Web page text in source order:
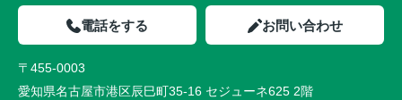
電話をする お問い合わせ
〒455-0003
愛知県名古屋市港区辰巳町35-16 セジューネ625 2階